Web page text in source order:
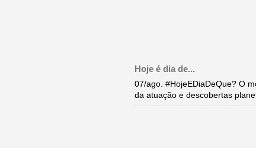
Hoje é dia de...
07/ago. #HojeEDiaDeQue? O
da atuação e descobertas